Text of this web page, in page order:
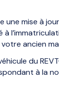
mise à
ancien
du
à la